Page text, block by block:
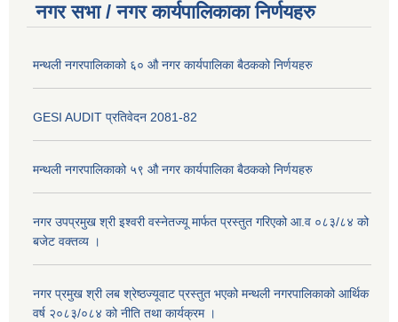
नगर सभा / नगर कार्यपालिकाका निर्णयहरु
मन्थली नगरपालिकाको ६० औ नगर कार्यपालिका बैठकको निर्णयहरु
GESI AUDIT प्रतिवेदन 2081-82
मन्थली नगरपालिकाको ५९ औ नगर कार्यपालिका बैठकको निर्णयहरु
नगर उपप्रमुख श्री इश्वरी वस्नेतज्यू मार्फत प्रस्तुत गरिएको आ.व ०८३/८४ को
बजेट वक्तव्य ।
नगर प्रमुख श्री लब श्रेष्ठज्यूवाट प्रस्तुत भएको मन्थली नगरपालिकाको आर्थिक
वर्ष २०८३/०८४ को नीति तथा कार्यक्रम ।